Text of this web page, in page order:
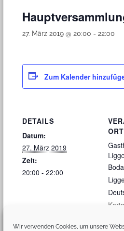
Wir verwenden Cookies, um unsere
27. März 2019 @ 20:00 -22:00
Zum Kalender
DETAILS
Datum:
27. März 2019
Zeit:
20:00 - 22:00
ORT